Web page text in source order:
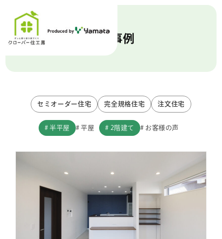
施工事例
セミオーダー住宅 完全規格住宅 注文住宅
半平屋 平屋 2階建て お客様の声